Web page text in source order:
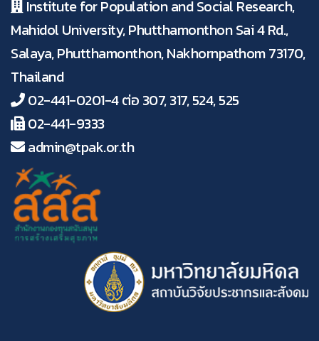
Institute for Population and Social Research,
Mahidol University, Phutthamonthon Sai 4 Rd.,
Salaya, Phutthamonthon, Nakhornpathom 73170,
Thailand
02-441-0201-4 ต่อ 307, 317, 524, 525
02-441-9333
admin@tpak.or.th